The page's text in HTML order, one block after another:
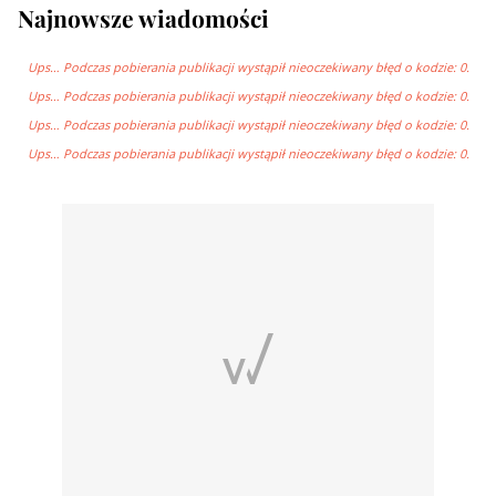
Najnowsze wiadomości
Ups… Podczas pobierania publikacji wystąpił nieoczekiwany błęd o kodzie: 0.
Ups… Podczas pobierania publikacji wystąpił nieoczekiwany błęd o kodzie: 0.
Ups… Podczas pobierania publikacji wystąpił nieoczekiwany błęd o kodzie: 0.
Ups… Podczas pobierania publikacji wystąpił nieoczekiwany błęd o kodzie: 0.